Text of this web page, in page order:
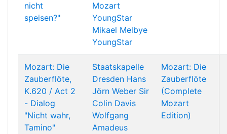
nicht
speisen?"
Mozart
YoungStar
Mikael Melbye
YoungStar
Mozart: Die
Zauberflöte,
K.620 / Act 2
- Dialog
"Nicht wahr,
Tamino"
Staatskapelle
Dresden Hans
Jörn Weber Sir
Colin Davis
Wolfgang
Amadeus
Mozart: Die
Zauberflöte
(Complete
Mozart
Edition)